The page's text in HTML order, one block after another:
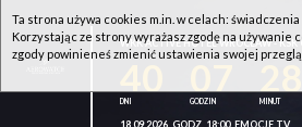
WKK ACTIVE HOTEL WROCŁAW - KSK
Ta strona używa cookies m.in. w celach:
Korzystając ze strony wyrażasz zgodę na używanie
zgody powinieneś zmienić ustawienia swojej